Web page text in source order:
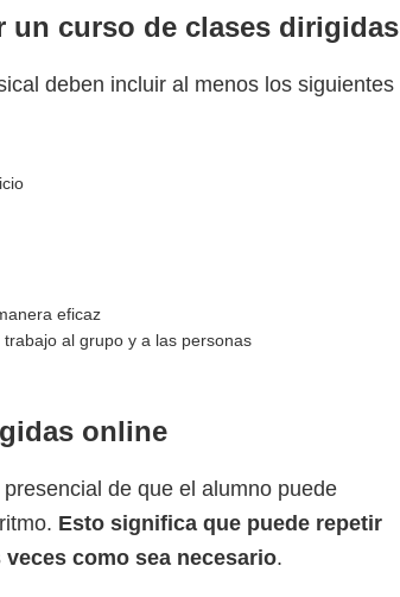
un curso de clases dirigidas
deben incluir al menos los siguientes
eficaz
al grupo y a las personas
online
de que el alumno puede
Esto significa que puede repetir
como sea necesario.